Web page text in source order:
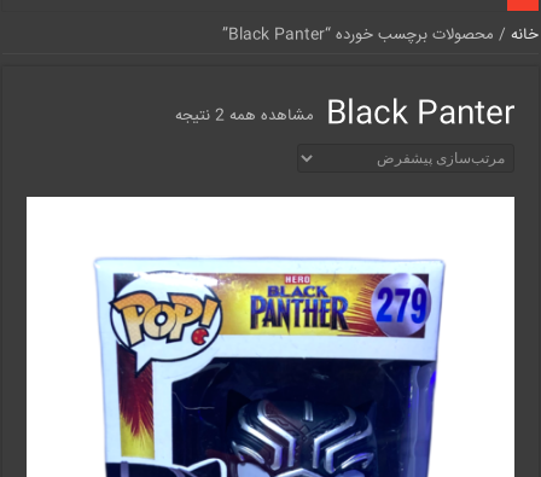
خانه / محصولات برچسب خورده “Black Panter”
Black Panter مشاهده همه 2 نتیجه